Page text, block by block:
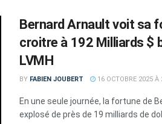
Bernard Arnault voit sa
croitre à 192 Milliards $
LVMH
BY FABIEN JOUBERT 16 OCTOBRE 2025 À
En une seule journée, la fortune de
explosé de près de 19 milliards de